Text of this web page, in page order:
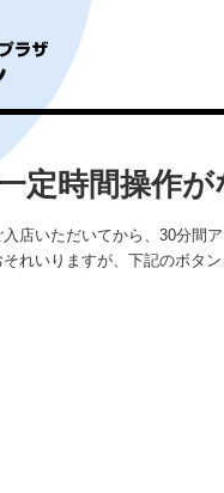
定時間操作
入店いただいてから、30分間
それいりますが、下記のボタ